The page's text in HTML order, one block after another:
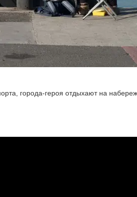
города-героя отдыхают на